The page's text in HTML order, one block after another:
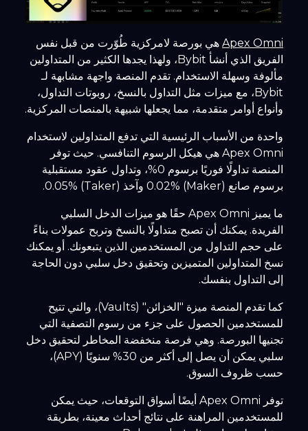
Apex Omni هي بورصة لامركزية طُوّرت من قبل نفس
الفريق الذي أنشأ Bybit، ولهذا يجدها الكثير من المتداولين
مألوفة وسهلة الاستخدام. تقدم المنصة واجهة مشابهة لـ
Bybit، مع ميزات مثل التداول بالنسخ، روبوتات التداول،
وأنواع أوامر متقدمة، مما يجعلها شبيهة بالمنصات المركزية.
واحدة من الأسباب الرئيسية التي تدفع المتداولين لاستخدام
Apex Omni هي هيكل الرسوم التنافسي. حيث توفر
المنصة تداولًا فوريًا برسوم 0%، وتداول عقود مستقبلية
برسوم صانع (Maker) 0.02% وآخذ (Taker) 0.05%.
ما يميز Apex Omni حقًا هو ميزات الدخل السلبي
الفريدة. يمكنك أن تصبح متداولًا بالنسخ وتربح عمولات بناءً
على حجم التداول من المستخدمين الذين يتبعونك. أو يمكنك
نسخ المتداولين المتميزين وتحقيق دخل سلبي دون الحاجة
إلى التداول بنفسك.
كما تقدم المنصة ميزة "الخزائن" (Vaults)، والتي تتيح
للمستخدمين الحصول على جزء من رسوم التصفية التي
تجنيها البورصة. وهي فرصة منخفضة المخاطر لتحقيق دخل
سلبي يمكن أن يصل إلى أكثر من 30% سنويًا (APY)،
حسب ظروف السوق.
توفر Apex Omni أيضًا أسواق التوقعات، حيث يمكن
للمستخدمين المراهنة على نتائج أحداث معينة، بطريقة